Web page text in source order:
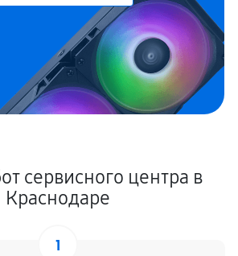
сервисного центра в
Краснодаре
1